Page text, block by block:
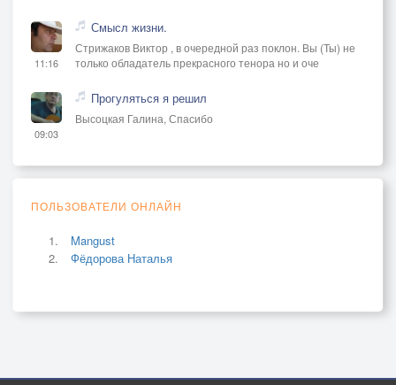
11:16
Смысл жизни.
Стрижаков Виктор , в очередной раз поклон. Вы (Ты) не
только обладатель прекрасного тенора но и оче
09:03
Прогуляться я решил
Высоцкая Галина, Спасибо
ПОЛЬЗОВАТЕЛИ ОНЛАЙН
Mangust
Фёдорова Наталья